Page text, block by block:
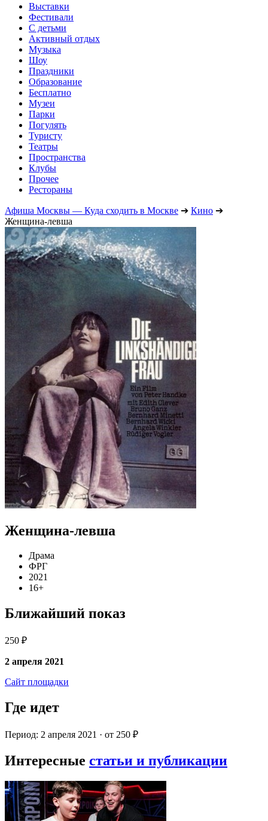
Выставки
Фестивали
С детьми
Активный отдых
Музыка
Шоу
Праздники
Образование
Бесплатно
Музеи
Парки
Погулять
Туристу
Театры
Пространства
Клубы
Прочее
Рестораны
Афиша Москвы — Куда сходить в Москве ➔ Кино ➔
Женщина-левша
Женщина-левша
Драма
ФРГ
2021
16+
Ближайший показ
250 ₽
2 апреля 2021
Сайт площадки
Где идет
Период: 2 апреля 2021 · от 250 ₽
Интересные статьи и публикации